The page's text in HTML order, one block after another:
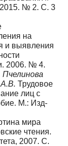
№ 2. С. 3
на
и выявления
2006. № 4.
Трудовое
лиц с
М.: Изд-
мира
чтения.
2007. С.